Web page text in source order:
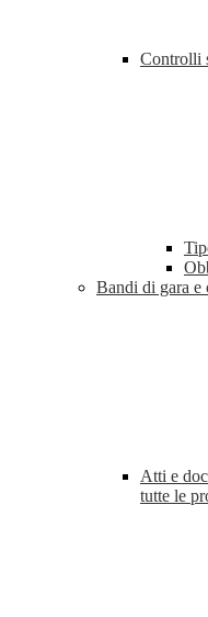
Controlli
Bandi di gara e
Atti e
tutte le